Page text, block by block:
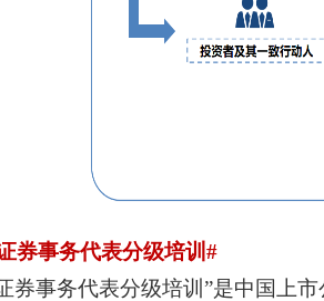
券事务代表分级培训#
券事务代表分级培训”是中国上